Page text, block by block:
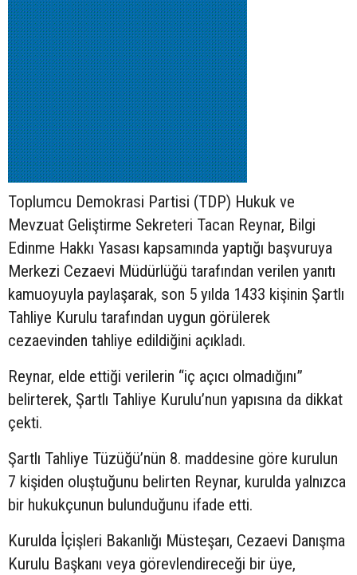
Toplumcu Demokrasi Partisi (TDP) Hukuk ve
Mevzuat Geliştirme Sekreteri Tacan Reynar, Bilgi
Edinme Hakkı Yasası kapsamında yaptığı başvuruya
Merkezi Cezaevi Müdürlüğü tarafından verilen yanıtı
kamuoyuyla paylaşarak, son 5 yılda 1433 kişinin Şartlı
Tahliye Kurulu tarafından uygun görülerek
cezaevinden tahliye edildiğini açıkladı.
Reynar, elde ettiği verilerin “iç açıcı olmadığını”
belirterek, Şartlı Tahliye Kurulu’nun yapısına da dikkat
çekti.
Şartlı Tahliye Tüzüğü’nün 8. maddesine göre kurulun
7 kişiden oluştuğunu belirten Reynar, kurulda yalnızca
bir hukukçunun bulunduğunu ifade etti.
Kurulda İçişleri Bakanlığı Müsteşarı, Cezaevi Danışma
Kurulu Başkanı veya görevlendireceği bir üye,